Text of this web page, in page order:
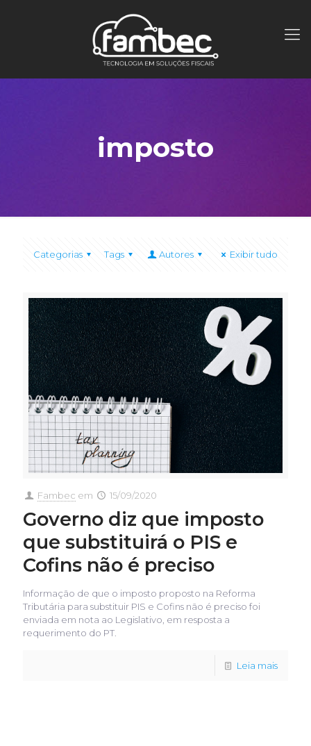
imposto
Categorias Tags Autores Exibir tudo
Fambec em 15/09/2020
Governo diz que imposto
que substituirá o PIS e
Cofins não é preciso
Informação de que o imposto proposto na Reforma
Tributária para substituir PIS e Cofins não é preciso foi
enviada em nota ao Legislativo, em resposta a
requerimento do PT.
Leia mais